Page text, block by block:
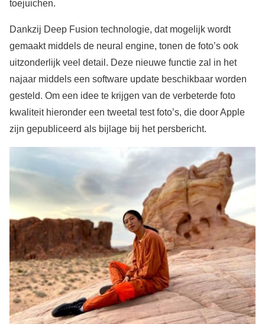
toejuichen.
Dankzij Deep Fusion technologie, dat mogelijk wordt
gemaakt middels de neural engine, tonen de foto’s ook
uitzonderlijk veel detail. Deze nieuwe functie zal in het
najaar middels een software update beschikbaar worden
gesteld. Om een idee te krijgen van de verbeterde foto
kwaliteit hieronder een tweetal test foto’s, die door Apple
zijn gepubliceerd als bijlage bij het persbericht.